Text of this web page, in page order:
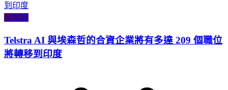
小智識
Telstra AI 與埃森哲的合資企業將有多達 209 個職位
將轉移到印度